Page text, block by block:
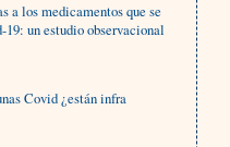
a los medicamentos que se
un estudio observacional
Covid ¿están infra